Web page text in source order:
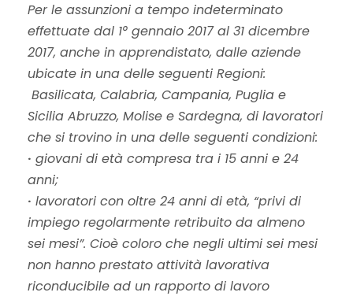
Per le assunzioni a tempo indeterminato
effettuate dal 1° gennaio 2017 al 31 dicembre
2017, anche in apprendistato, dalle aziende
ubicate in una delle seguenti Regioni:
Basilicata, Calabria, Campania, Puglia e
Sicilia Abruzzo, Molise e Sardegna, di lavoratori
che si trovino in una delle seguenti condizioni:
· giovani di età compresa tra i 15 anni e 24
anni;
· lavoratori con oltre 24 anni di età, “privi di
impiego regolarmente retribuito da almeno
sei mesi”. Cioè coloro che negli ultimi sei mesi
non hanno prestato attività lavorativa
riconducibile ad un rapporto di lavoro